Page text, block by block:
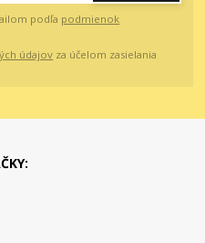
podľa podmienok
údajov za účelom zasielania